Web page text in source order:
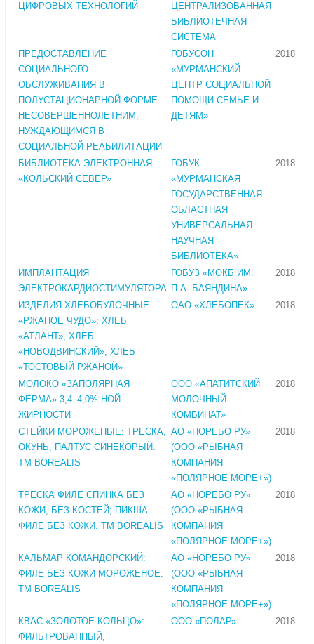
ЦИФРОВЫХ ТЕХНОЛОГИЙ
ЦЕНТРАЛИЗОВАННАЯ
БИБЛИОТЕЧНАЯ
СИСТЕМА
ПРЕДОСТАВЛЕНИЕ
СОЦИАЛЬНОГО
ОБСЛУЖИВАНИЯ В
ПОЛУСТАЦИОНАРНОЙ ФОРМЕ
НЕСОВЕРШЕННОЛЕТНИМ,
НУЖДАЮЩИМСЯ В
СОЦИАЛЬНОЙ РЕАБИЛИТАЦИИ
ГОБУСОН
«МУРМАНСКИЙ
ЦЕНТР СОЦИАЛЬНОЙ
ПОМОЩИ СЕМЬЕ И
ДЕТЯМ»
2018
БИБЛИОТЕКА ЭЛЕКТРОННАЯ
«КОЛЬСКИЙ СЕВЕР»
ГОБУК
«МУРМАНСКАЯ
ГОСУДАРСТВЕННАЯ
ОБЛАСТНАЯ
УНИВЕРСАЛЬНАЯ
НАУЧНАЯ
БИБЛИОТЕКА»
2018
ИМПЛАНТАЦИЯ
ЭЛЕКТРОКАРДИОСТИМУЛЯТОРА
ГОБУЗ «МОКБ ИМ.
П.А. БАЯНДИНА»
2018
ИЗДЕЛИЯ ХЛЕБОБУЛОЧНЫЕ
«РЖАНОЕ ЧУДО»: ХЛЕБ
«АТЛАНТ», ХЛЕБ
«НОВОДВИНСКИЙ», ХЛЕБ
«ТОСТОВЫЙ РЖАНОЙ»
ОАО «ХЛЕБОПЕК» 2018
МОЛОКО «ЗАПОЛЯРНАЯ
ФЕРМА» 3,4–4,0%-НОЙ
ЖИРНОСТИ
ООО «АПАТИТСКИЙ
МОЛОЧНЫЙ
КОМБИНАТ»
2018
СТЕЙКИ МОРОЖЕНЫЕ: ТРЕСКА,
ОКУНЬ, ПАЛТУС СИНЕКОРЫЙ.
TM BOREALIS
АО «НОРЕБО РУ»
(ООО «РЫБНАЯ
КОМПАНИЯ
«ПОЛЯРНОЕ МОРЕ+»)
2018
ТРЕСКА ФИЛЕ СПИНКА БЕЗ
КОЖИ, БЕЗ КОСТЕЙ; ПИКША
ФИЛЕ БЕЗ КОЖИ. TM BOREALIS
АО «НОРЕБО РУ»
(ООО «РЫБНАЯ
КОМПАНИЯ
«ПОЛЯРНОЕ МОРЕ+»)
2018
КАЛЬМАР КОМАНДОРСКИЙ:
ФИЛЕ БЕЗ КОЖИ МОРОЖЕНОЕ.
TM BOREALIS
АО «НОРЕБО РУ»
(ООО «РЫБНАЯ
КОМПАНИЯ
«ПОЛЯРНОЕ МОРЕ+»)
2018
КВАС «ЗОЛОТОЕ КОЛЬЦО»:
ФИЛЬТРОВАННЫЙ,
ООО «ПОЛАР» 2018